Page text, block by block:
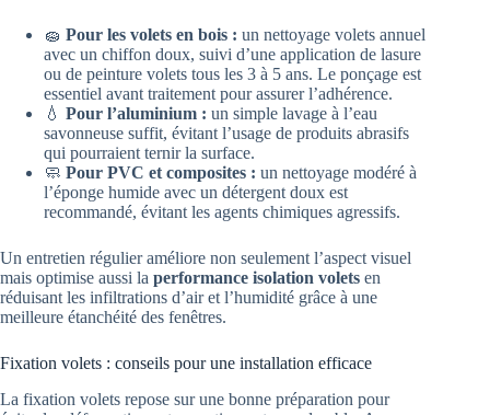
🧽 Pour les volets en bois : un nettoyage volets annuel
avec un chiffon doux, suivi d’une application de lasure
ou de peinture volets tous les 3 à 5 ans. Le ponçage est
essentiel avant traitement pour assurer l’adhérence.
💧 Pour l’aluminium : un simple lavage à l’eau
savonneuse suffit, évitant l’usage de produits abrasifs
qui pourraient ternir la surface.
🧼 Pour PVC et composites : un nettoyage modéré à
l’éponge humide avec un détergent doux est
recommandé, évitant les agents chimiques agressifs.
Un entretien régulier améliore non seulement l’aspect visuel
mais optimise aussi la performance isolation volets en
réduisant les infiltrations d’air et l’humidité grâce à une
meilleure étanchéité des fenêtres.
Fixation volets : conseils pour une installation efficace
La fixation volets repose sur une bonne préparation pour